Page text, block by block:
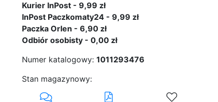
Kurier InPost - 9,99 zł
InPost Paczkomaty24 - 9,99 zł
Paczka Orlen - 6,90 zł
Odbiór osobisty - 0,00 zł
Numer katalogowy: 1011293476
Stan magazynowy: